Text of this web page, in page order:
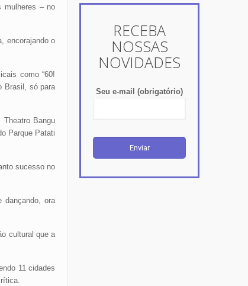
mulheres – no
encorajando o
como “60!
Brasil, só para
Bangu
Parque Patati
sucesso no
dançando, ora
cultural que a
11 cidades
RECEBA
NOSSAS
NOVIDADES
Seu e-mail (obrigatório)